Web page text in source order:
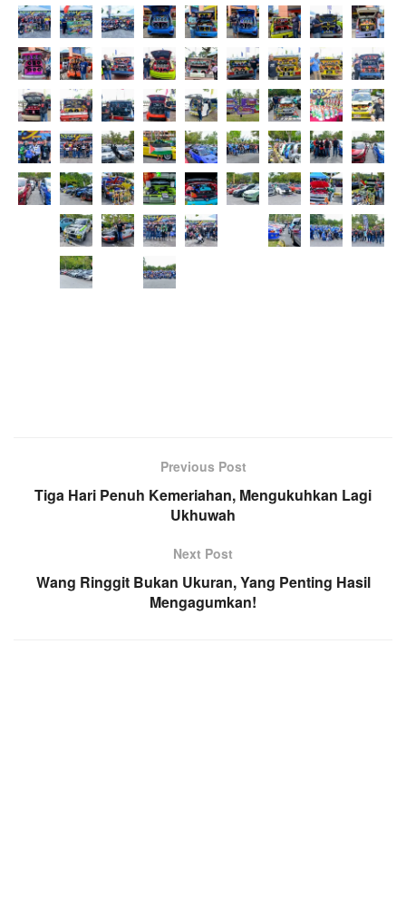
Previous Post
Tiga Hari Penuh Kemeriahan, Mengukuhkan Lagi
Ukhuwah
Next Post
Wang Ringgit Bukan Ukuran, Yang Penting Hasil
Mengagumkan!